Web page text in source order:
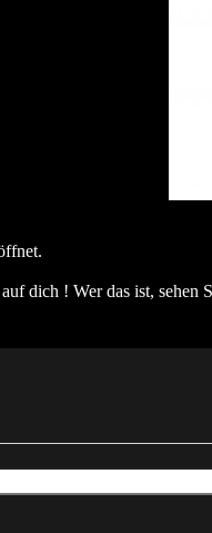
dich ! Wer das ist, sehen